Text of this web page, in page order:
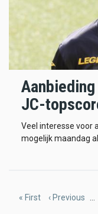
JC-
Veel interesse voor
mogelijk maandag
First
« First
Previous
‹ Previous …